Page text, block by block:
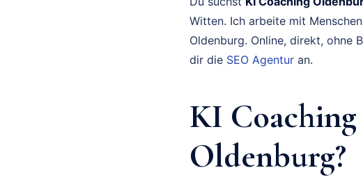
Witten. Ich arbeite mit
Oldenburg. Online, direkt, ohne
dir die SEO Agentur an.
KI
Oldenburg?